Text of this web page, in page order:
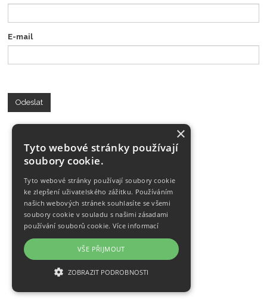
E-mail
Odeslat
×
Tyto webové stránky používají
soubory cookie.
Tyto webové stránky používají soubory cookie
ke zlepšení uživatelského zážitku. Používáním
našich webových stránek souhlasíte se všemi
soubory cookie v souladu s našimi zásadami
používání souborů cookie. Více informací
VŠE PŘIJMOUT
ZOBRAZIT PODROBNOSTI
NEZBYTNĚ NUTNÉ SOUBORY